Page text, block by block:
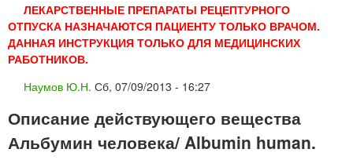
ЛЕКАРСТВЕННЫЕ ПРЕПАРАТЫ РЕЦЕПТУРНОГО
ОТПУСКА НАЗНАЧАЮТСЯ ПАЦИЕНТУ ТОЛЬКО ВРАЧОМ.
ДАННАЯ ИНСТРУКЦИЯ ТОЛЬКО ДЛЯ МЕДИЦИНСКИХ
РАБОТНИКОВ.
Наумов Ю.Н. Сб, 07/09/2013 - 16:27
Описание действующего вещества
Альбумин человека/ Albumin human.